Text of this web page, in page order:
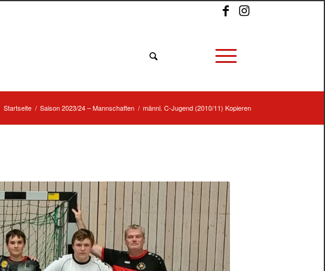
Startseite / Saison 2023/24 – Mannschaften / männl. C-Jugend (2010/11) Kopieren